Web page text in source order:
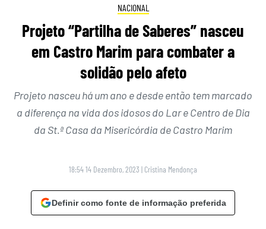
NACIONAL
Projeto “Partilha de Saberes” nasceu
em Castro Marim para combater a
solidão pelo afeto
Projeto nasceu há um ano e desde então tem marcado
a diferença na vida dos idosos do Lar e Centro de Dia
da St.ª Casa da Misericórdia de Castro Marim
18:54 14 Dezembro, 2023 | Cristina Mendonça
Definir como fonte de informação preferida